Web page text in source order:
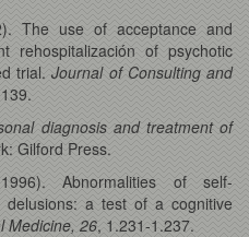
The use of acceptance and
rehospitalización of psychotic
trial.Journal of Consulting and
diagnosis and treatment of
Gilford Press.
Abnormalities of self-
delusions: a test of a cognitive
Medicine, 26, 1.231-1.237.